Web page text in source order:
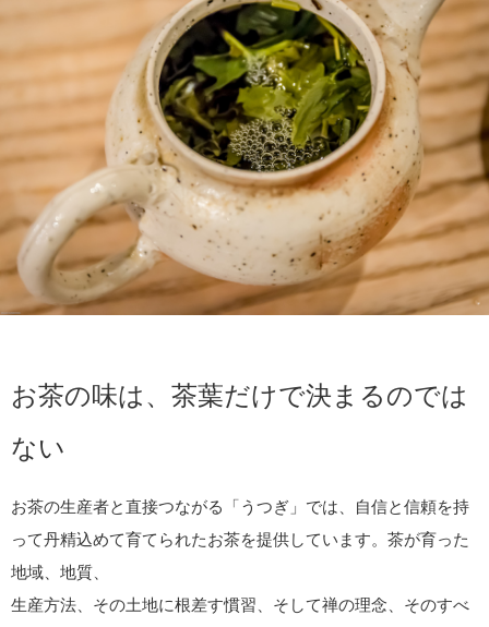
お茶の味は、茶葉だけで決まるのでは
ない
お茶の生産者と直接つながる「うつぎ」では、自信と信頼を持
って丹精込めて育てられたお茶を提供しています。茶が育った
地域、地質、
生産方法、その土地に根差す慣習、そして禅の理念、そのすべ